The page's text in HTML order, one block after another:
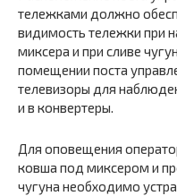
тележками должно
видимость тележки при
миксера и при сливе
помещении поста
телевизоры для
и в конвертеры.
Для оповещения
ковша под миксером и
чугуна необходимо